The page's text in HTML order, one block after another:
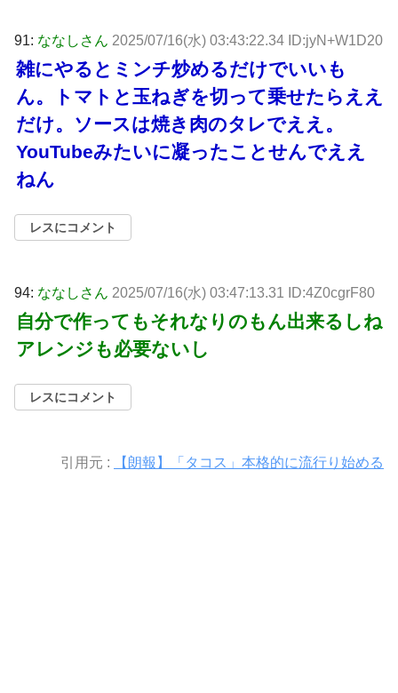
91: ななしさん 2025/07/16(水) 03:43:22.34 ID:jyN+W1D20
雑にやるとミンチ炒めるだけでいいも
ん。トマトと玉ねぎを切って乗せたらええ
だけ。ソースは焼き肉のタレでええ。
YouTubeみたいに凝ったことせんでええ
ねん
レスにコメント
94: ななしさん 2025/07/16(水) 03:47:13.31 ID:4Z0cgrF80
自分で作ってもそれなりのもん出来るしね
アレンジも必要ないし
レスにコメント
引用元 : 【朗報】「タコス」本格的に流行り始める